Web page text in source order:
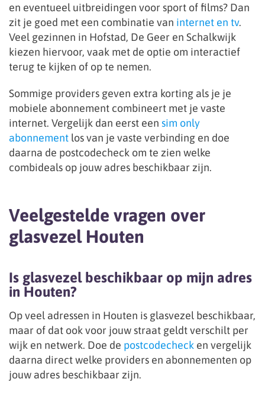
en eventueel uitbreidingen voor sport of films? Dan
zit je goed met een combinatie van internet en tv.
Veel gezinnen in Hofstad, De Geer en Schalkwijk
kiezen hiervoor, vaak met de optie om interactief
terug te kijken of op te nemen.
Sommige providers geven extra korting als je je
mobiele abonnement combineert met je vaste
internet. Vergelijk dan eerst een sim only
abonnement los van je vaste verbinding en doe
daarna de postcodecheck om te zien welke
combideals op jouw adres beschikbaar zijn.
Veelgestelde vragen over
glasvezel Houten
Is glasvezel beschikbaar op mijn adres
in Houten?
Op veel adressen in Houten is glasvezel beschikbaar,
maar of dat ook voor jouw straat geldt verschilt per
wijk en netwerk. Doe de postcodecheck en vergelijk
daarna direct welke providers en abonnementen op
jouw adres beschikbaar zijn.